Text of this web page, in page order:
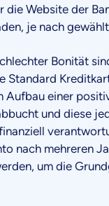
die Website der
je nach
Bonität
Standard
Aufbau einer
und diese
nach mehreren
um die